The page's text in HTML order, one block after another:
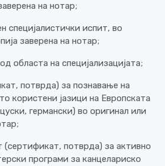
на нотар;
специјалистички испит, во
заверена на нотар;
областа на специјализацијата;
потврда) за познавање на
користени јазици на Европската
германски) во оригинал или
(сертификат, потврда) за активно
програми за канцелариско